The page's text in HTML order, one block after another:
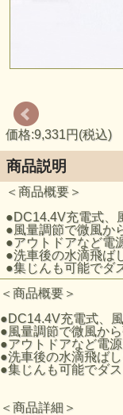
価格:9,331円(税込)
商品説明
＜商品概要＞
●DC14.4V充電式
●風量調節で微風か
●アウトドアなど電
●洗車後の水滴飛ば
●集じんも可能でダ
＜商品概要＞
●DC14.4V充電式、
●風量調節で微風か
●アウトドアなど電
●洗車後の水滴飛ばし
●集じんも可能でダ
＜商品詳細＞